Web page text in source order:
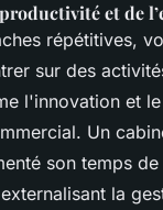
et de
répétitives,
sur des
l'innovation et le
Un
son temps
la